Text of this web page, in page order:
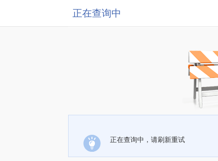
正在查询中
正在查询中，请刷新重试